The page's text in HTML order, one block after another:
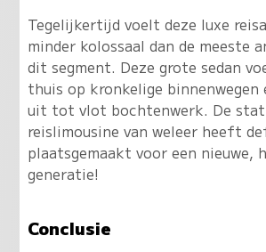
Tegelijkertijd voelt deze luxe
minder kolossaal dan de meeste
dit segment. Deze grote sedan
thuis op kronkelige
uit tot vlot bochtenwerk. De
reislimousine van weleer heeft
plaatsgemaakt voor een nieuwe,
generatie!
Conclusie